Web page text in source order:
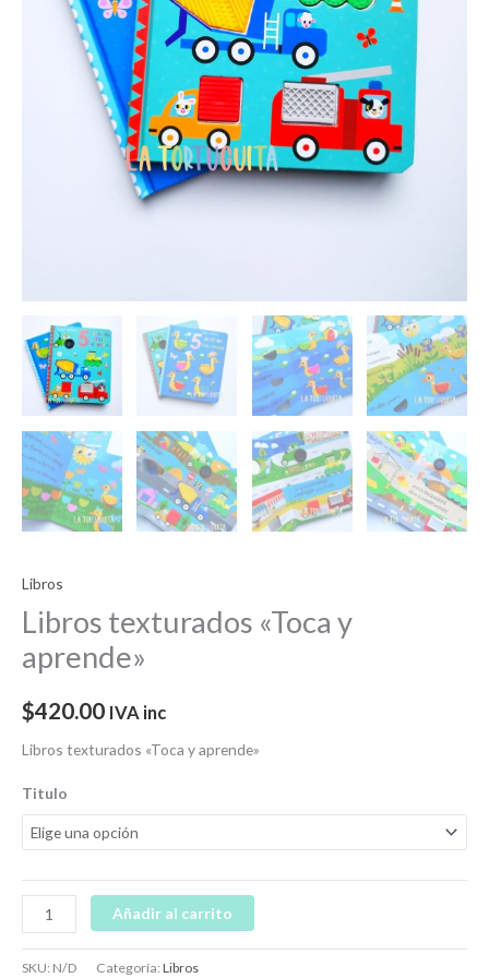
Libros
Libros texturados «Toca y
aprende»
$420.00 IVA inc
Libros texturados «Toca y aprende»
Titulo
Añadir al carrito
SKU: N/D Categoría:Libros